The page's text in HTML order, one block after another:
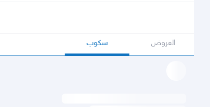
العروض سكوب